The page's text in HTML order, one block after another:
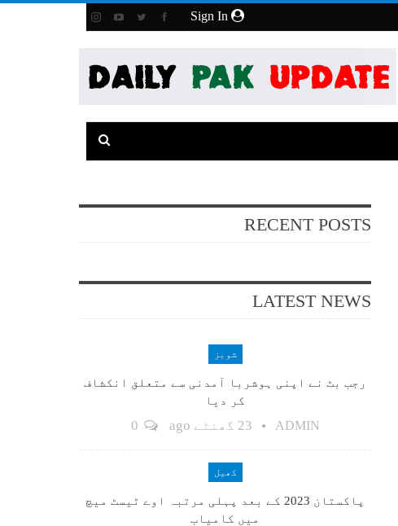
RECENT POSTS
LATEST NEWS
شوبز
رجب بٹ نے اپنی ہوشربا آمدنی سے متعلق انکشاف
کر دیا
ADMIN 23 گھنٹے ago
کھیل
پاکستان 2023 کے بعد پہلی مرتبہ اوے ٹیسٹ میچ
میں کامیاب